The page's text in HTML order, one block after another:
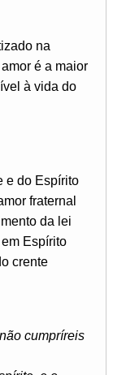
na
é a maior
à vida do
e do Espírito
fraternal
da lei
Espírito
crente
cumpríreis